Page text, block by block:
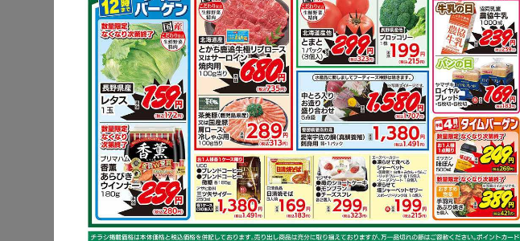
しょうが香る 鶏もも肉と
ナスの炒め物
鶏もも肉
テーキ
キャベツで作れるレシピ